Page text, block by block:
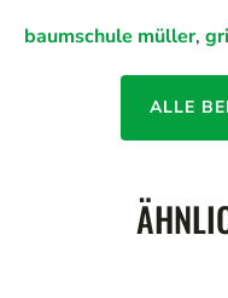
baumschule müller,
ALLE